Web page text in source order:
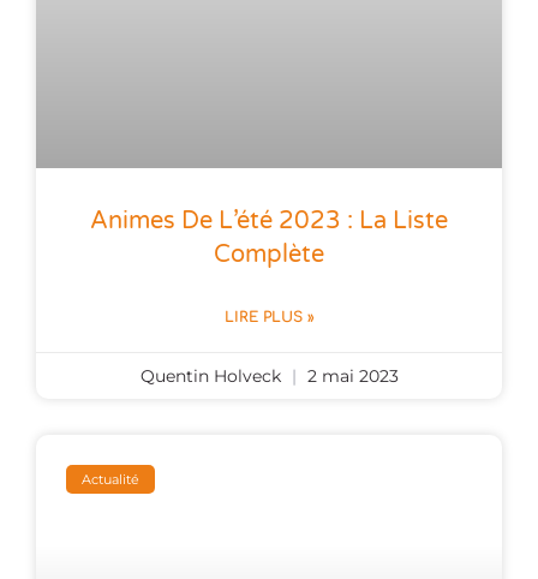
Animes De L’été 2023 : La Liste
Complète
LIRE PLUS »
Quentin Holveck 2 mai 2023
Actualité